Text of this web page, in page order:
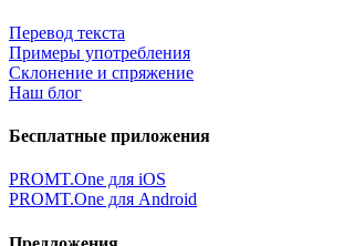
Перевод текста
Примеры употребления
Склонение и спряжение
Наш блог
Бесплатные приложения
PROMT.One для iOS
PROMT.One для Android